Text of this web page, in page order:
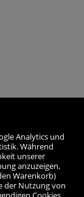
Analytics und
Während
unserer
anzuzeigen,
Warenkorb)
der Nutzung von